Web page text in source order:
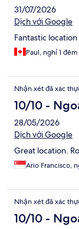
31/07/2026
Dịch với Google
Fantastic
Paul, nghỉ 1 đêm
Nhận xét đã xác
10/10 -
28/05/2026
Dịch với Google
Great location.
Ario Francisco,
Nhận xét đã xác
10/10 -